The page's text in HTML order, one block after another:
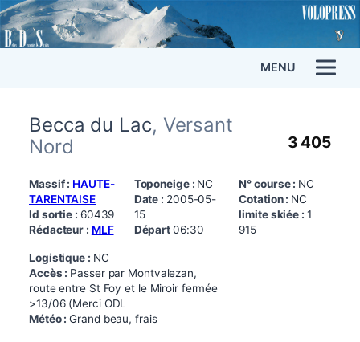
MENU
Becca du Lac, Versant
Nord
3 405
Massif : HAUTE-
TARENTAISE
Id sortie : 60439
Rédacteur : MLF
Toponeige : NC
Date : 2005-05-
15
Départ06:30
N° course : NC
Cotation : NC
limite skiée : 1
915
Logistique : NC
Accès : Passer par Montvalezan,
route entre St Foy et le Miroir fermée
>13/06 (Merci ODL
Météo :Grand beau, frais